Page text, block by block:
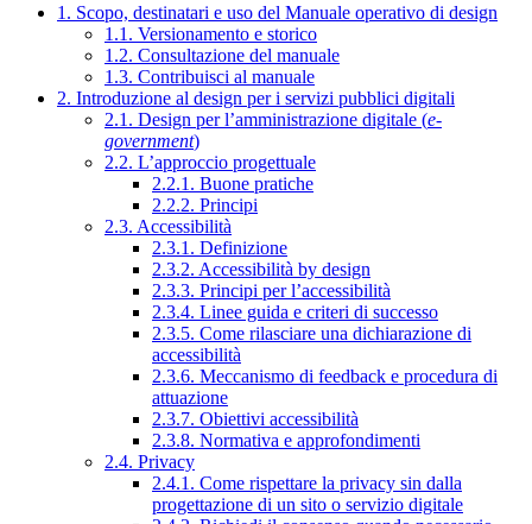
1. Scopo, destinatari e uso del Manuale operativo di design
1.1. Versionamento e storico
1.2. Consultazione del manuale
1.3. Contribuisci al manuale
2. Introduzione al design per i servizi pubblici digitali
2.1. Design per l’amministrazione digitale (e-
government)
2.2. L’approccio progettuale
2.2.1. Buone pratiche
2.2.2. Principi
2.3. Accessibilità
2.3.1. Definizione
2.3.2. Accessibilità by design
2.3.3. Principi per l’accessibilità
2.3.4. Linee guida e criteri di successo
2.3.5. Come rilasciare una dichiarazione di
accessibilità
2.3.6. Meccanismo di feedback e procedura di
attuazione
2.3.7. Obiettivi accessibilità
2.3.8. Normativa e approfondimenti
2.4. Privacy
2.4.1. Come rispettare la privacy sin dalla
progettazione di un sito o servizio digitale